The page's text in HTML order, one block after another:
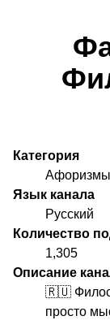
Категория
Язык канала
Русский
Количество
1,305
Описание
🇷🇺
просто